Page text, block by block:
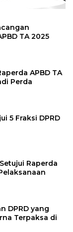
TA 2025
APBD TA
Perda
5 Fraksi DPRD
Raperda
DPRD yang
Terpaksa di